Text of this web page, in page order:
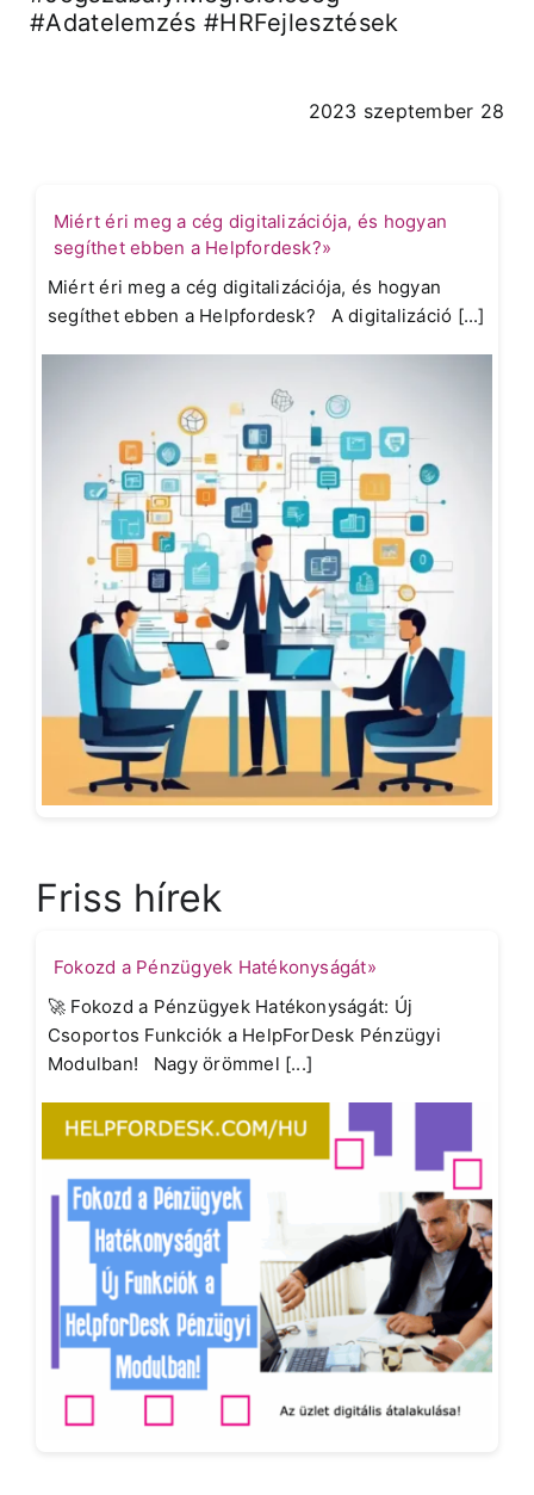
#Adatelemzés #HRFejlesztések
2023 szeptember 28
Miért éri meg a cég digitalizációja, és hogyan
segíthet ebben a Helpfordesk?»
Miért éri meg a cég digitalizációja, és hogyan
segíthet ebben a Helpfordesk? A digitalizáció [...]
Friss hírek
Fokozd a Pénzügyek Hatékonyságát»
🚀 Fokozd a Pénzügyek Hatékonyságát: Új
Csoportos Funkciók a HelpForDesk Pénzügyi
Modulban! Nagy örömmel [...]